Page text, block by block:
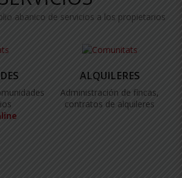
abanico de servicios a los propietarios
ALQUILERES
Administración de fincas,
contratos de alquileres